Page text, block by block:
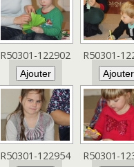
R50301-122902 R50301-
R50301-122954 R50301-